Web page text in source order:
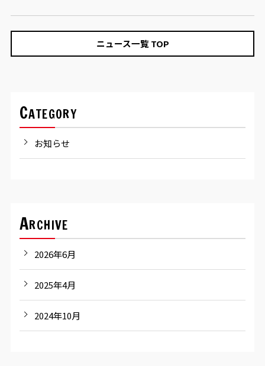
ニュース一覧 TOP
Category
お知らせ
Archive
2026年6月
2025年4月
2024年10月